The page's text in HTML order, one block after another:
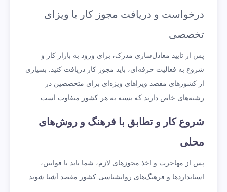
درخواست و دریافت مجوز کار یا ویزای
تخصصی
پس از تایید معادل‌سازی مدرک، برای ورود به بازار کار و
شروع به فعالیت حرفه‌ای، باید مجوز کار دریافت کنید. بسیاری
از کشورهای مقصد ویزاهای ویژه‌ای برای متخصصین در
رشته‌های خاص دارند که بسته به هر کشور متفاوت است.
شروع کار و تطابق با فرهنگ و روش‌های
محلی
پس از مهاجرت و اخذ مجوزهای لازم، شما باید با قوانین،
استانداردها و فرهنگ‌های روانشناسی کشور مقصد آشنا شوید.